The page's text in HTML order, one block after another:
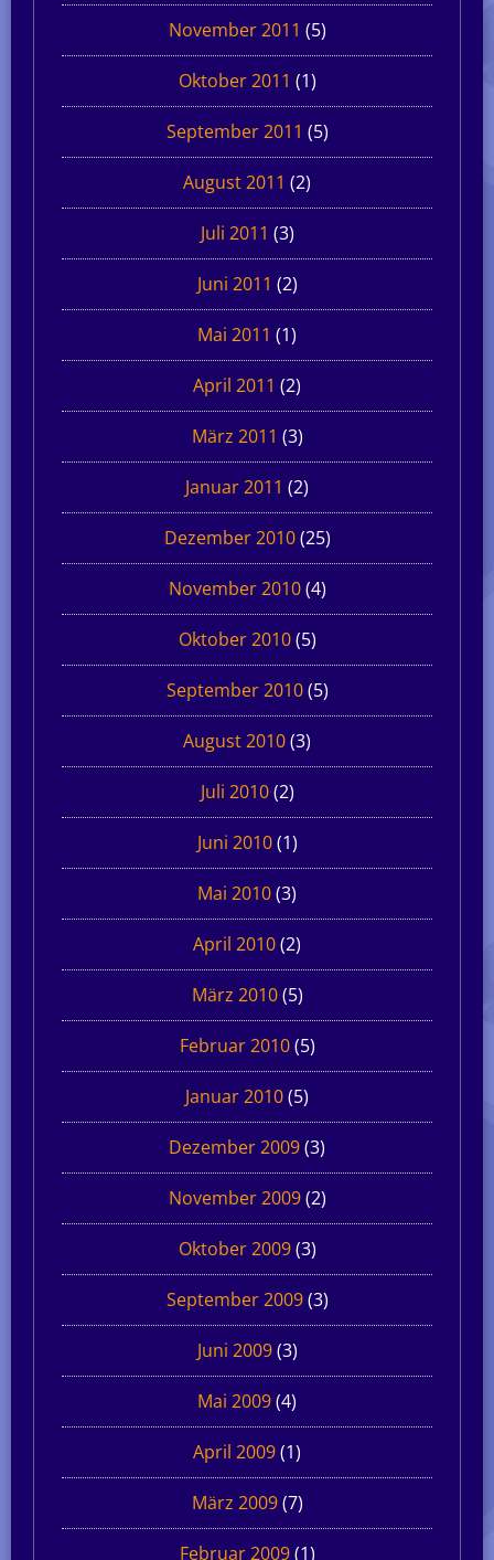
November 2011 (5)
Oktober 2011 (1)
September 2011 (5)
August 2011 (2)
Juli 2011 (3)
Juni 2011 (2)
Mai 2011 (1)
April 2011 (2)
März 2011 (3)
Januar 2011 (2)
Dezember 2010(25)
November 2010(4)
Oktober 2010(5)
September 2010(5)
August 2010(3)
Juli 2010(2)
Juni 2010(1)
Mai 2010(3)
April 2010(2)
März 2010(5)
Februar 2010(5)
Januar 2010(5)
Dezember 2009(3)
November 2009(2)
Oktober 2009(3)
September 2009(3)
Juni 2009(3)
Mai 2009(4)
April 2009(1)
März 2009(7)
Februar 2009(1)